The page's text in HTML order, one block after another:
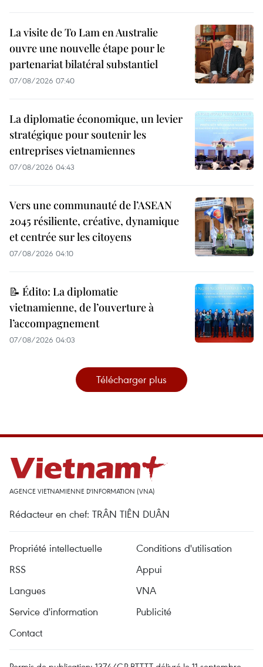
La visite de To Lam en Australie
ouvre une nouvelle étape pour le
partenariat bilatéral substantiel
07/08/2026 07:40
La diplomatie économique, un levier
stratégique pour soutenir les
entreprises vietnamiennes
07/08/2026 04:43
Vers une communauté de l’ASEAN
2045 résiliente, créative, dynamique
et centrée sur les citoyens
07/08/2026 04:10
📝 Édito: La diplomatie
vietnamienne, de l’ouverture à
l’accompagnement
07/08/2026 04:03
Télécharger plus
AGENCE VIETNAMIENNE D'INFORMATION (VNA)
Rédacteur en chef: TRÂN TIÊN DUÂN
Propriété intellectuelle
Conditions d'utilisation
RSS
Appui
Langues
VNA
Service d'information
Publicité
Contact